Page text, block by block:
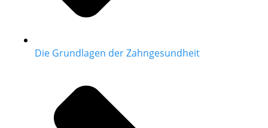
Die Grundlagen der Zahngesundheit